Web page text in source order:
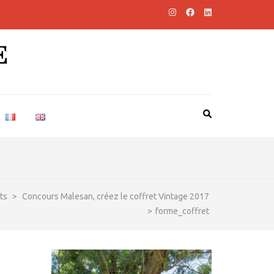
> Concours Malesan, créez le coffret Vintage 2017
> forme_coffret